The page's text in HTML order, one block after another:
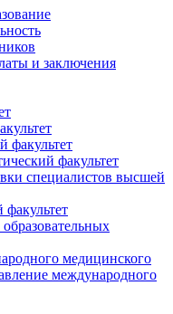
и заключения
факультет
факультет
специалистов высшей
медицинского
международного